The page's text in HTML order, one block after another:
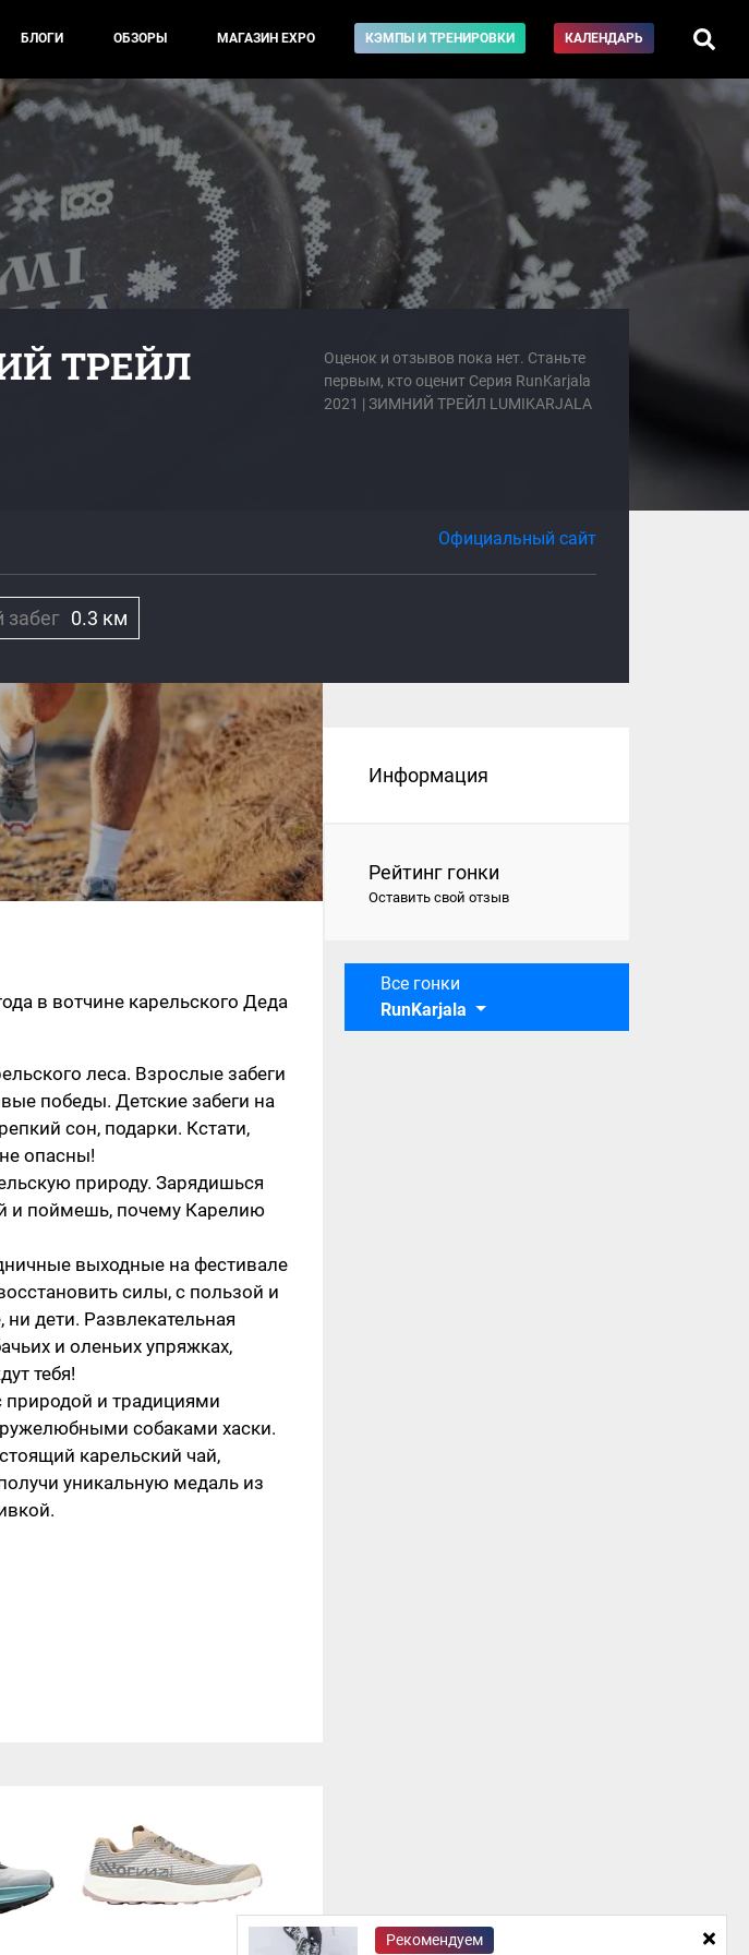
БЛОГИ ОБЗОРЫ МАГАЗИН EXPO КЭМПЫ И ТРЕНИРОВКИ КАЛЕНДАРЬ
ТРЕЙЛ
Оценок и отзывов пока нет. Станьте
первым, кто оценит Серия RunKarjala
2021 | ЗИМНИЙ ТРЕЙЛ LUMIKARJALA
Официальный сайт
забег 0.3 км
в вотчине карельского Деда
леса. Взрослые забеги
победы. Детские забеги на
сон, подарки. Кстати,
опасны!
природу. Зарядишься
и поймешь, почему Карелию
выходные на фестивале
силы, с пользой и
дети. Развлекательная
и оленьих упряжках,
тебя!
и традициями
собаками хаски.
карельский чай,
уникальную медаль из
Информация
Рейтинг гонки
Оставить свой отзыв
Все гонки
RunKarjala
Рекомендуем